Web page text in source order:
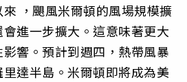
，颶風米爾頓的風場規模擴
進一步擴大。這意味著更大
響。預計到週四，熱帶風暴
達半島。米爾頓即將成為美